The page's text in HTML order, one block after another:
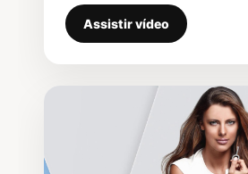
Assistir vídeo